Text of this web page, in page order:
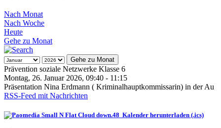
Nach Monat
Nach Woche
Heute
Gehe zu Monat
Gehe zu Monat
Prävention soziale Netzwerke Klasse 6
Montag, 26. Januar 2026, 09:40 - 11:15
Präsentation Nina Erdmann ( Kriminalhauptkommissarin) in der Au
RSS-Feed mit Nachrichten
Kalender herunterladen (.ics)